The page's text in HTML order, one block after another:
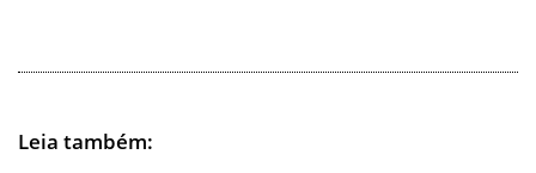
Leia também: